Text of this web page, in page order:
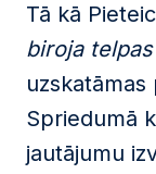
Tā kā
biroja telpas
Spriedumā
jautājumu